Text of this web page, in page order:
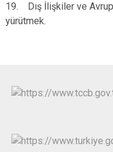
19. Dış İlişkiler ve
yürütmek.